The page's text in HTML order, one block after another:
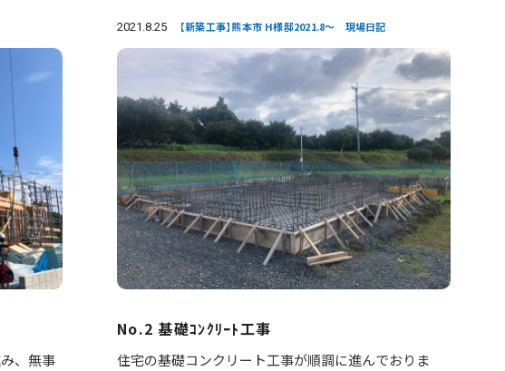
、無事
2021.8.25 【新築工事】熊本市 H様邸2021.8～ 現場日記
No.2 基礎ｺﾝｸﾘｰﾄ工事
住宅の基礎コンクリート工事が順調に進んでおりま